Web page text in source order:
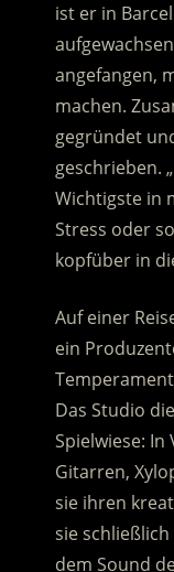
ist er in
angefangen,
machen.
gegründet
geschrieben.
Wichtigste in
Stress oder
kopfüber in
Auf einer
ein
Das Studio
Spielwiese: In
Gitarren,
sie ihren
sie
dem Sound